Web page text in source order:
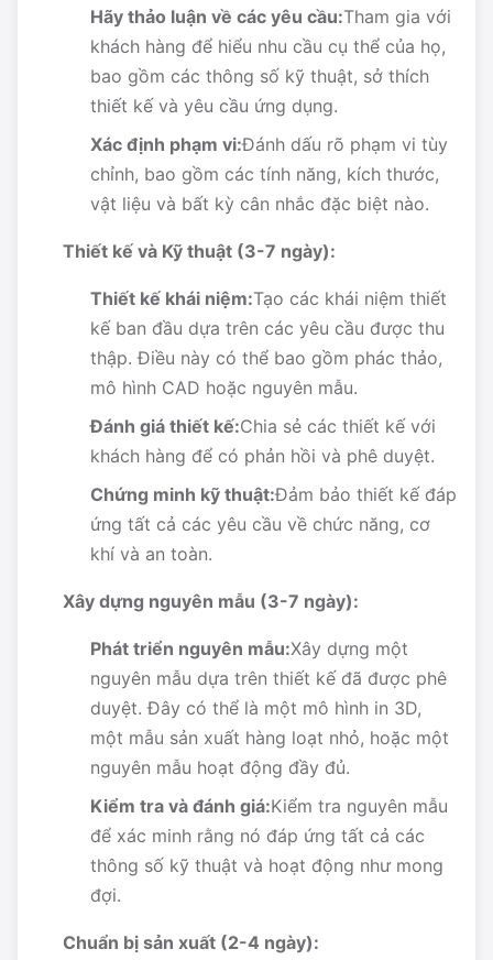
Hãy thảo luận về các yêu cầu:Tham gia với
khách hàng để hiểu nhu cầu cụ thể của họ,
bao gồm các thông số kỹ thuật, sở thích
thiết kế và yêu cầu ứng dụng.
Xác định phạm vi:Đánh dấu rõ phạm vi tùy
chỉnh, bao gồm các tính năng, kích thước,
vật liệu và bất kỳ cân nhắc đặc biệt nào.
Thiết kế và Kỹ thuật (3-7 ngày):
Thiết kế khái niệm:Tạo các khái niệm thiết
kế ban đầu dựa trên các yêu cầu được thu
thập. Điều này có thể bao gồm phác thảo,
mô hình CAD hoặc nguyên mẫu.
Đánh giá thiết kế:Chia sẻ các thiết kế với
khách hàng để có phản hồi và phê duyệt.
Chứng minh kỹ thuật:Đảm bảo thiết kế đáp
ứng tất cả các yêu cầu về chức năng, cơ
khí và an toàn.
Xây dựng nguyên mẫu (3-7 ngày):
Phát triển nguyên mẫu:Xây dựng một
nguyên mẫu dựa trên thiết kế đã được phê
duyệt. Đây có thể là một mô hình in 3D,
một mẫu sản xuất hàng loạt nhỏ, hoặc một
nguyên mẫu hoạt động đầy đủ.
Kiểm tra và đánh giá:Kiểm tra nguyên mẫu
để xác minh rằng nó đáp ứng tất cả các
thông số kỹ thuật và hoạt động như mong
đợi.
Chuẩn bị sản xuất (2-4 ngày):